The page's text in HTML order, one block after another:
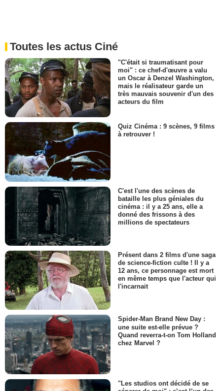
Toutes les actus Ciné
"C'était si traumatisant pour
moi" : ce chef-d'œuvre a valu
un Oscar à Denzel Washington,
mais le réalisateur garde un
très mauvais souvenir d'un des
acteurs du film
Quiz Cinéma : 9 scènes, 9 films
à retrouver !
C'est l'une des scènes de
bataille les plus géniales du
cinéma : il y a 25 ans, elle a
donné des frissons à des
millions de spectateurs
Présent dans 2 films d'une saga
de science-fiction culte ! Il y a
12 ans, ce personnage est mort
en même temps que l'acteur qui
l'incarnait
Spider-Man Brand New Day :
une suite est-elle prévue ?
Quand reverra-t-on Tom Holland
chez Marvel ?
"Les studios ont décidé de se